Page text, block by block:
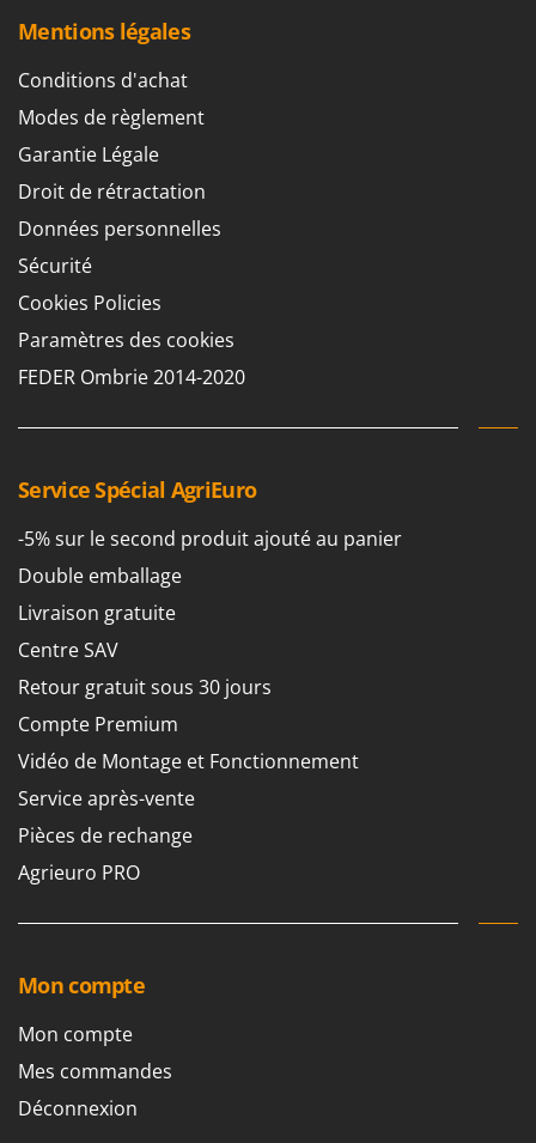
Mentions légales
Conditions d'achat
Modes de règlement
Garantie Légale
Droit de rétractation
Données personnelles
Sécurité
Cookies Policies
Paramètres des cookies
FEDER Ombrie 2014-2020
Service Spécial AgriEuro
-5% sur le second produit ajouté au panier
Double emballage
Livraison gratuite
Centre SAV
Retour gratuit sous 30 jours
Compte Premium
Vidéo de Montage et Fonctionnement
Service après-vente
Pièces de rechange
Agrieuro PRO
Mon compte
Mon compte
Mes commandes
Déconnexion